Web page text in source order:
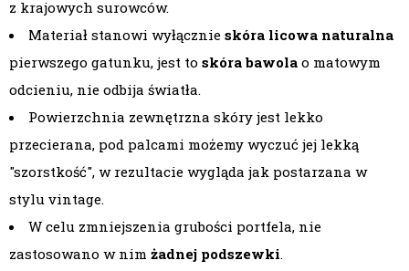
z krajowych surowców.
Materiał stanowi wyłącznie skóra licowa naturalna
pierwszego gatunku, jest to skóra bawola o matowym
odcieniu, nie odbija światła.
Powierzchnia zewnętrzna skóry jest lekko
przecierana, pod palcami możemy wyczuć jej lekką
"szorstkość", w rezultacie wygląda jak postarzana w
stylu vintage.
W celu zmniejszenia grubości portfela, nie
zastosowano w nim żadnej podszewki.